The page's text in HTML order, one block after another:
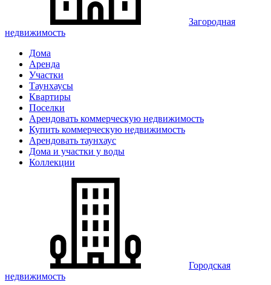
Загородная
недвижимость
Дома
Аренда
Участки
Таунхаусы
Квартиры
Поселки
Арендовать коммерческую недвижимость
Купить коммерческую недвижимость
Арендовать таунхаус
Дома и участки у воды
Коллекции
Городская
недвижимость